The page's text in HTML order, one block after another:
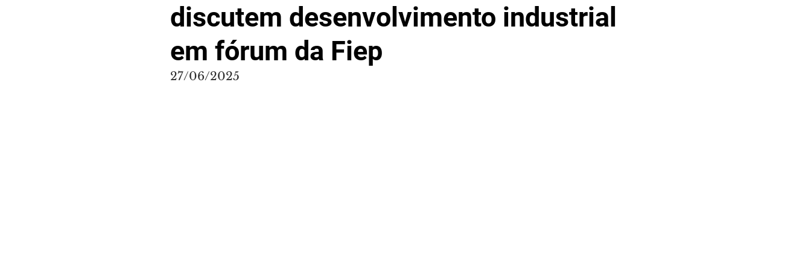
discutem desenvolvimento industrial
em fórum da Fiep
27/06/2025